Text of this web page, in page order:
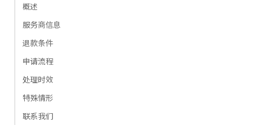
概述
服务商信息
退款条件
申请流程
处理时效
特殊情形
联系我们